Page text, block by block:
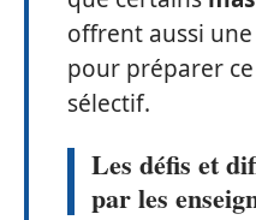
offrent aussi
pour préparer
sélectif.
Les défis et
par les